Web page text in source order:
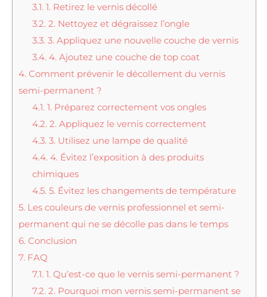
3.1. 1. Retirez le vernis décollé
3.2. 2. Nettoyez et dégraissez l’ongle
3.3. 3. Appliquez une nouvelle couche de vernis
3.4. 4. Ajoutez une couche de top coat
4. Comment prévenir le décollement du vernis
semi-permanent ?
4.1. 1. Préparez correctement vos ongles
4.2. 2. Appliquez le vernis correctement
4.3. 3. Utilisez une lampe de qualité
4.4. 4. Évitez l’exposition à des produits
chimiques
4.5. 5. Évitez les changements de température
5. Les couleurs de vernis professionnel et semi-
permanent qui ne se décolle pas dans le temps
6. Conclusion
7. FAQ
7.1. 1. Qu’est-ce que le vernis semi-permanent ?
7.2. 2. Pourquoi mon vernis semi-permanent se